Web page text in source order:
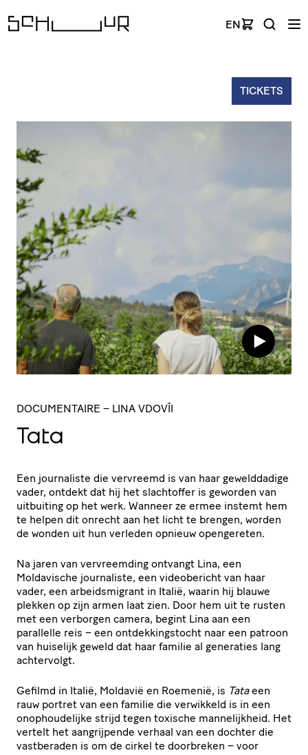
EN
TICKETS
DOCUMENTAIRE – LINA VDOVÎI
Tata
Een journaliste die vervreemd is van haar gewelddadige
vader, ontdekt dat hij het slachtoffer is geworden van
uitbuiting op het werk. Wanneer ze ermee instemt hem
te helpen dit onrecht aan het licht te brengen, worden
de wonden uit hun verleden opnieuw opengereten.
Na jaren van vervreemding ontvangt Lina, een
Moldavische journaliste, een videobericht van haar
vader, een arbeidsmigrant in Italië, waarin hij blauwe
plekken op zijn armen laat zien. Door hem uit te rusten
met een verborgen camera, begint Lina aan een
parallelle reis – een ontdekkingstocht naar een patroon
van huiselijk geweld dat haar familie al generaties lang
achtervolgt.
Gefilmd in Italië, Moldavië en Roemenië, is Tataeen
rauw portret van een familie die verwikkeld is in een
onophoudelijke strijd tegen toxische mannelijkheid. Het
vertelt het aangrijpende verhaal van een dochter die
vastberaden is om de cirkel te doorbreken – voor